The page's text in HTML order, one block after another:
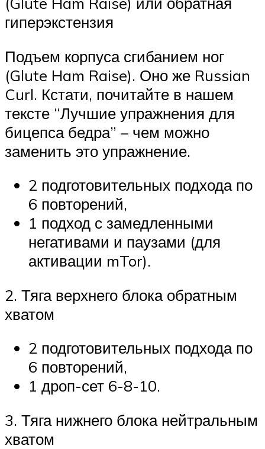
гиперэкстензия
Подъем корпуса сгибанием ног
(Glute Ham Raise). Оно же Russian
Curl. Кстати, почитайте в нашем
тексте “Лучшие упражнения для
бицепса бедра” – чем можно
заменить это упражнение.
2 подготовительных подхода по
6 повторений,
1 подход с замедленными
негативами и паузами (для
активации mTor).
2. Тяга верхнего блока обратным
хватом
2 подготовительных подхода по
6 повторений,
1 дроп-сет 6-8-10.
3. Тяга нижнего блока нейтральным
хватом